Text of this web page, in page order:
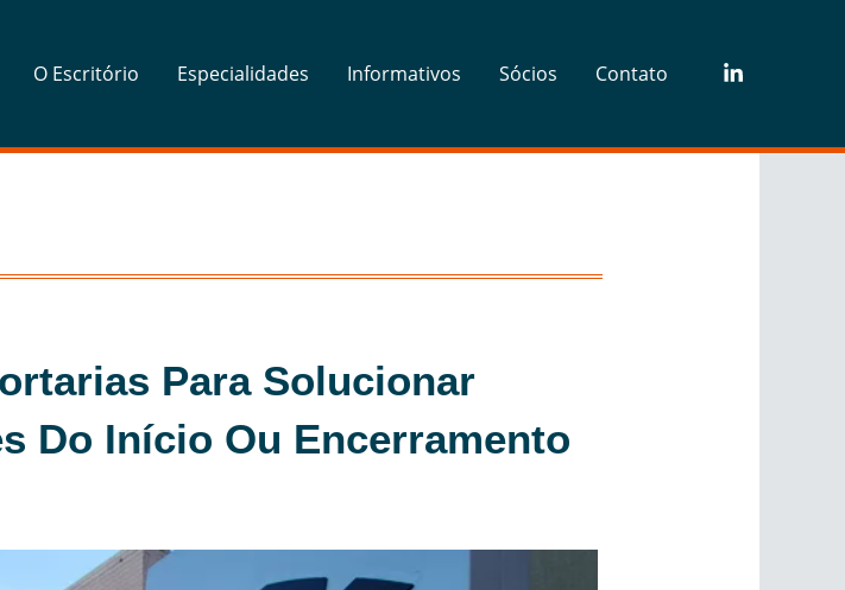
O Escritório Especialidades Informativos Sócios Contato
Para Solucionar
Do Início Ou Encerramento